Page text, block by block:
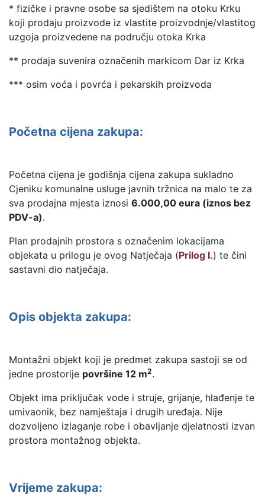
* fizičke i pravne osobe sa sjedištem na otoku Krku
koji prodaju proizvode iz vlastite proizvodnje/vlastitog
uzgoja proizvedene na području otoka Krka
** prodaja suvenira označenih markicom Dar iz Krka
*** osim voća i povrća i pekarskih proizvoda
Početna cijena zakupa:
Početna cijena je godišnja cijena zakupa sukladno
Cjeniku komunalne usluge javnih tržnica na malo te za
sva prodajna mjesta iznosi 6.000,00 eura (iznos bez
PDV-a).
Plan prodajnih prostora s označenim lokacijama
objekata u prilogu je ovog Natječaja (Prilog I.) te čini
sastavni dio natječaja.
Opis objekta zakupa:
Montažni objekt koji je predmet zakupa sastoji se od
jedne prostorije površine 12 m2.
Objekt ima priključak vode i struje, grijanje, hlađenje te
umivaonik, bez namještaja i drugih uređaja. Nije
dozvoljeno izlaganje robe i obavljanje djelatnosti izvan
prostora montažnog objekta.
Vrijeme zakupa: